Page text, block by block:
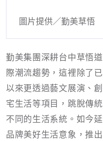
圖片提供／勤美草悟
勤美集團深耕台中草悟
際潮流趨勢，這裡除了
以來更透過藝文展演、
宅生活等項目，跳脫傳
不同的生活系統。如今
品牌美好生活意象，推